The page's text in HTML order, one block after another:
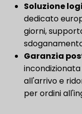
Soluzione
dedicato
giorni,
Garanzia
all'arrivo e
per ordini